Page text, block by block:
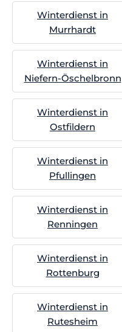
Winterdienst in
Murrhardt
Winterdienst in
Niefern-Öschelbronn
Winterdienst in
Ostfildern
Winterdienst in
Pfullingen
Winterdienst in
Renningen
Winterdienst in
Rottenburg
Winterdienst in
Rutesheim